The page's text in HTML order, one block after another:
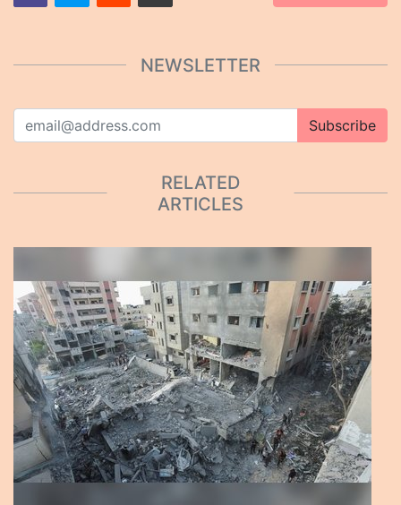
NEWSLETTER
Subscribe
RELATED
ARTICLES